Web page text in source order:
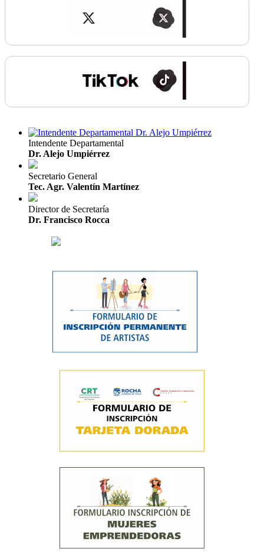
Intendente Departamental
Dr. Alejo Umpiérrez
Secretario General
Tec. Agr. Valentín Martínez
Director de Secretaría
Dr. Francisco Rocca